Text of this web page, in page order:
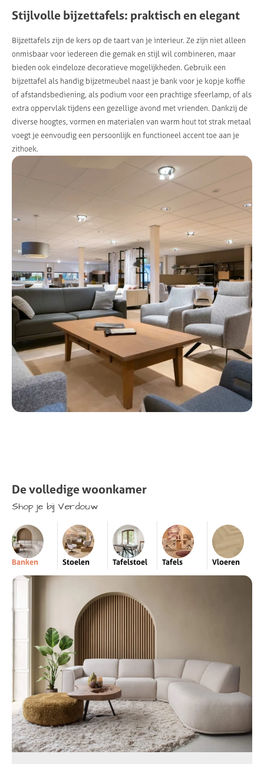
Stijlvolle bijzettafels: praktisch en elegant
Bijzettafels zijn de kers op de taart van je interieur. Ze zijn niet alleen
onmisbaar voor iedereen die gemak en stijl wil combineren, maar
bieden ook eindeloze decoratieve mogelijkheden. Gebruik een
bijzettafel als handig bijzetmeubel naast je bank voor je kopje koffie
of afstandsbediening, als podium voor een prachtige sfeerlamp, of als
extra oppervlak tijdens een gezellige avond met vrienden. Dankzij de
diverse hoogtes, vormen en materialen van warm hout tot strak metaal
voegt je eenvoudig een persoonlijk en functioneel accent toe aan je
zithoek.
Devolledigewoonkamer
Shop je bij Verdouw
Banken Stoelen Tafelstoel Tafels Vloeren